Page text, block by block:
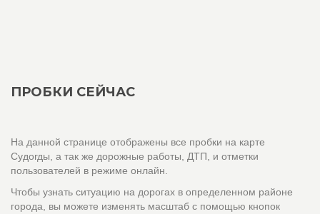
ПРОБКИ СЕЙЧАС
На данной странице отображены все пробки на карте
Судогды, а так же дорожные работы, ДТП, и отметки
пользователей в режиме онлайн.
Чтобы узнать ситуацию на дорогах в определенном районе
города, вы можете изменять масштаб с помощью кнопок